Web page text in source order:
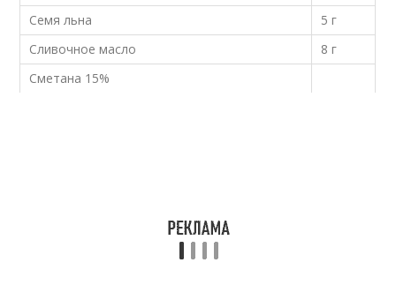
Семя льна
5 г
Сливочное масло
8 г
Сметана 15%